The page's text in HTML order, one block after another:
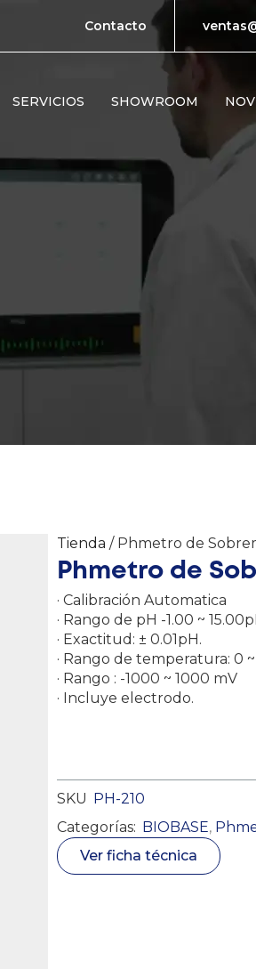
Contacto
SERVICIOS SHOWROOM
Tienda / Phmetro de
Phmetro de
· Calibración Automatica
· Rango de pH -1.00 ~
· Exactitud: ± 0.01pH.
· Rango de temperatura: 0 ~
· Rango : -1000 ~ 1000 mV
· Incluye electrodo.
SKU PH-210
Categorías: BIOBASE,
Ver ficha técnica